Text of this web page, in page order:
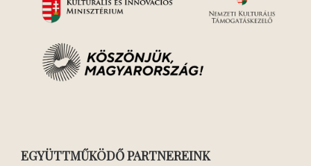
EGYÜTTMŰKÖDŐ PARTNEREINK